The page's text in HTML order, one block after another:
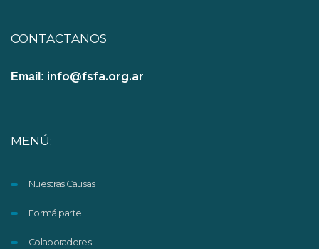
CONTACTANOS
Email: info@fsfa.org.ar
MENÚ:
Nuestras Causas
Formá parte
Colaboradores